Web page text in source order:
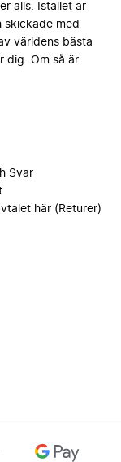
alls. Istället är
skickade med
världens bästa
dig. Om så är
Svar
här (Returer)